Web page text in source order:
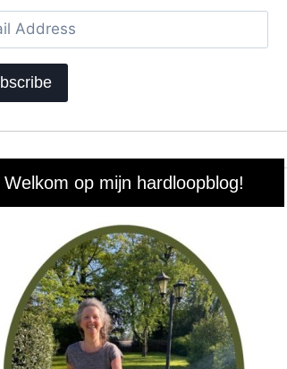
Welkom op mijn hardloopblog!